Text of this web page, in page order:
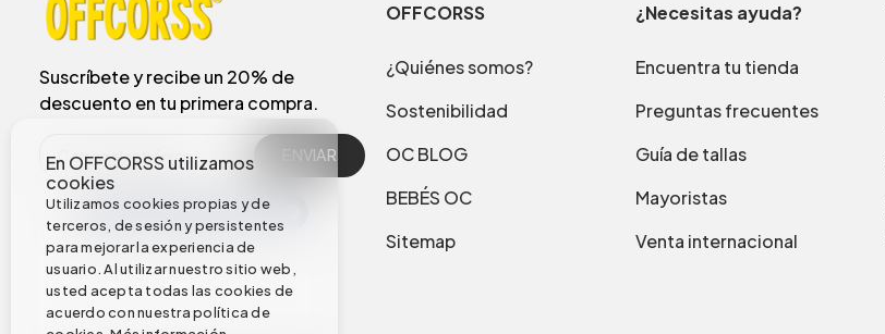
En OFFCORSS utilizamos
cookies
Utilizamos cookies propias y de
terceros, de sesión y persistentes
para mejorar la experiencia de
usuario. Al utilizar nuestro sitio web,
usted acepta todas las cookies de
acuerdo con nuestra política de
Suscríbete y recibe un 20% de
descuento en tu primera compra.
ENVIAR
OFFCORSS
¿Quiénes somos?
Sostenibilidad
OC BLOG
BEBÉS OC
Sitemap
¿Necesitas ayuda?
Encuentra tu tienda
Preguntas frecuentes
Guía de tallas
Mayoristas
Venta internacional